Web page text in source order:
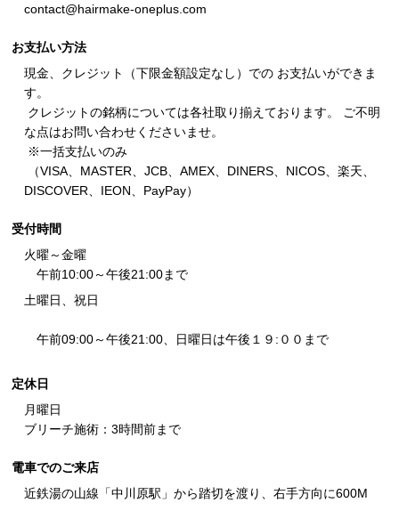
contact@hairmake-oneplus.com
お支払い方法
現金、クレジット（下限金額設定なし）での お支払いができま
す。
クレジットの銘柄については各社取り揃えております。 ご不明
な点はお問い合わせくださいませ。
※一括支払いのみ
（VISA、MASTER、JCB、AMEX、DINERS、NICOS、楽天、
DISCOVER、IEON、PayPay）
受付時間
火曜～金曜
午前10:00～午後21:00まで
土曜日、祝日
午前09:00～午後21:00、日曜日は午後１９:００まで
定休日
月曜日
ブリーチ施術：3時間前まで
電車でのご来店
近鉄湯の山線「中川原駅」から踏切を渡り、右手方向に600M